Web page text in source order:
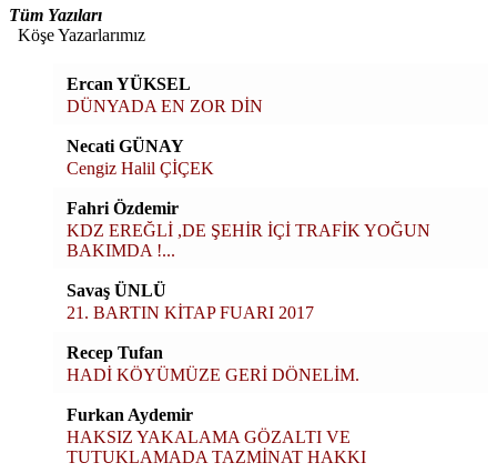
Tüm Yazıları
Köşe Yazarlarımız
Ercan YÜKSEL
DÜNYADA EN ZOR DİN
Necati GÜNAY
Cengiz Halil ÇİÇEK
Fahri Özdemir
KDZ EREĞLİ ,DE ŞEHİR İÇİ TRAFİK YOĞUN
BAKIMDA !...
Savaş ÜNLÜ
21. BARTIN KİTAP FUARI 2017
Recep Tufan
HADİ KÖYÜMÜZE GERİ DÖNELİM.
Furkan Aydemir
HAKSIZ YAKALAMA GÖZALTI VE
TUTUKLAMADA TAZMİNAT HAKKI